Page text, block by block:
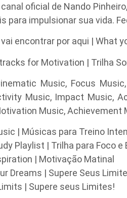
oficial de Nando
para impulsionar sua vida.
encontrar por aqui | What
for Motivation | Trilha
Music, Focus
Music, Impact Music,
Music, Achievement
| Músicas para Treino
Playlist | Trilha para Foco e
| Motivação Matinal
Dreams | Supere Seus
| Supere seus Limites!